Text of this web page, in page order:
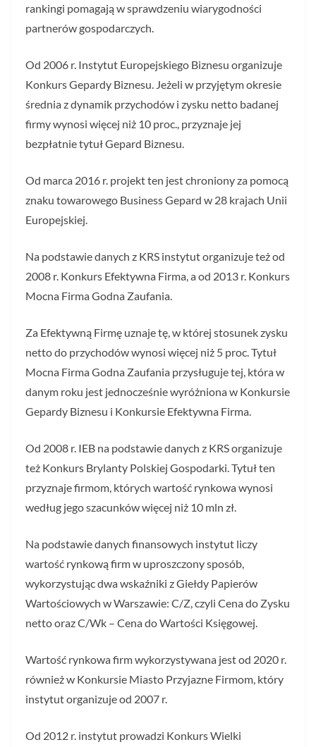
rankingi pomagają w sprawdzeniu wiarygodności
partnerów gospodarczych.
Od 2006 r. Instytut Europejskiego Biznesu organizuje
Konkurs Gepardy Biznesu. Jeżeli w przyjętym okresie
średnia z dynamik przychodów i zysku netto badanej
firmy wynosi więcej niż 10 proc., przyznaje jej
bezpłatnie tytuł Gepard Biznesu.
Od marca 2016 r. projekt ten jest chroniony za pomocą
znaku towarowego Business Gepard w 28 krajach Unii
Europejskiej.
Na podstawie danych z KRS instytut organizuje też od
2008 r. Konkurs Efektywna Firma, a od 2013 r. Konkurs
Mocna Firma Godna Zaufania.
Za Efektywną Firmę uznaje tę, w której stosunek zysku
netto do przychodów wynosi więcej niż 5 proc. Tytuł
Mocna Firma Godna Zaufania przysługuje tej, która w
danym roku jest jednocześnie wyróżniona w Konkursie
Gepardy Biznesu i Konkursie Efektywna Firma.
Od 2008 r. IEB na podstawie danych z KRS organizuje
też Konkurs Brylanty Polskiej Gospodarki. Tytuł ten
przyznaje firmom, których wartość rynkowa wynosi
według jego szacunków więcej niż 10 mln zł.
Na podstawie danych finansowych instytut liczy
wartość rynkową firm w uproszczony sposób,
wykorzystując dwa wskaźniki z Giełdy Papierów
Wartościowych w Warszawie: C/Z, czyli Cena do Zysku
netto oraz C/Wk – Cena do Wartości Księgowej.
Wartość rynkowa firm wykorzystywana jest od 2020 r.
również w Konkursie Miasto Przyjazne Firmom, który
instytut organizuje od 2007 r.
Od 2012 r. instytut prowadzi Konkurs Wielki